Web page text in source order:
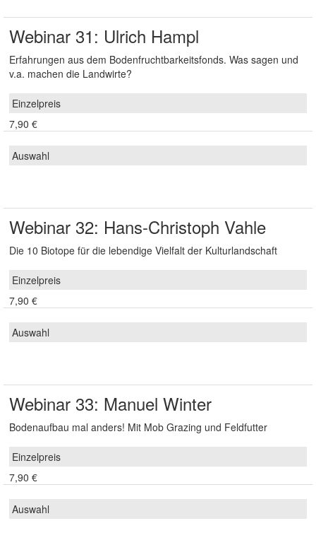
Webinar 31: Ulrich Hampl
Erfahrungen aus dem Bodenfruchtbarkeitsfonds. Was sagen und
v.a. machen die Landwirte?
7,90 €
Webinar 32: Hans-Christoph Vahle
Die 10 Biotope für die lebendige Vielfalt der Kulturlandschaft
7,90 €
Webinar 33: Manuel Winter
Bodenaufbau mal anders! Mit Mob Grazing und Feldfutter
7,90 €